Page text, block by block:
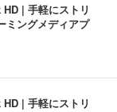
| 手軽にストリ
ミングメディアプ
| 手軽にストリ